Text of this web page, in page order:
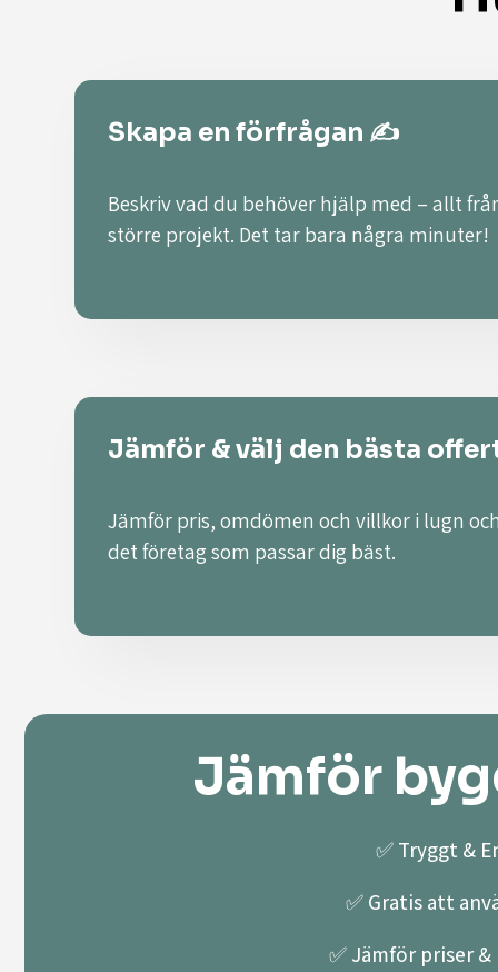
Skapa en förfrågan ✍️
Beskriv vad du behöver hjälp med – allt
större projekt. Det tar bara några minuter!
Jämför & välj den bästa
Jämför pris, omdömen och villkor i lugn
det företag som passar dig bäst.
Jämför
✅ Tryggt &
✅ Gratis att
✅ Jämför priser